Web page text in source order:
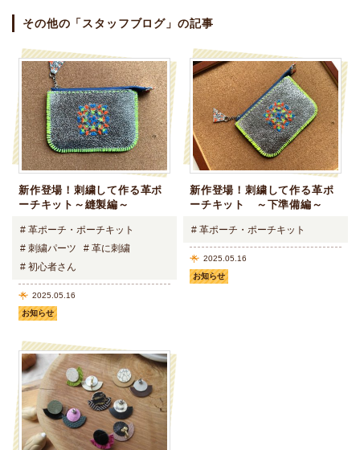
その他の「スタッフブログ」の記事
新作登場！刺繍して作る革ポ
ーチキット～縫製編～
# 革ポーチ・ポーチキット
# 刺繍パーツ
# 革に刺繍
# 初心者さん
2025.05.16
お知らせ
新作登場！刺繍して作る革ポ
ーチキット ～下準備編～
# 革ポーチ・ポーチキット
2025.05.16
お知らせ